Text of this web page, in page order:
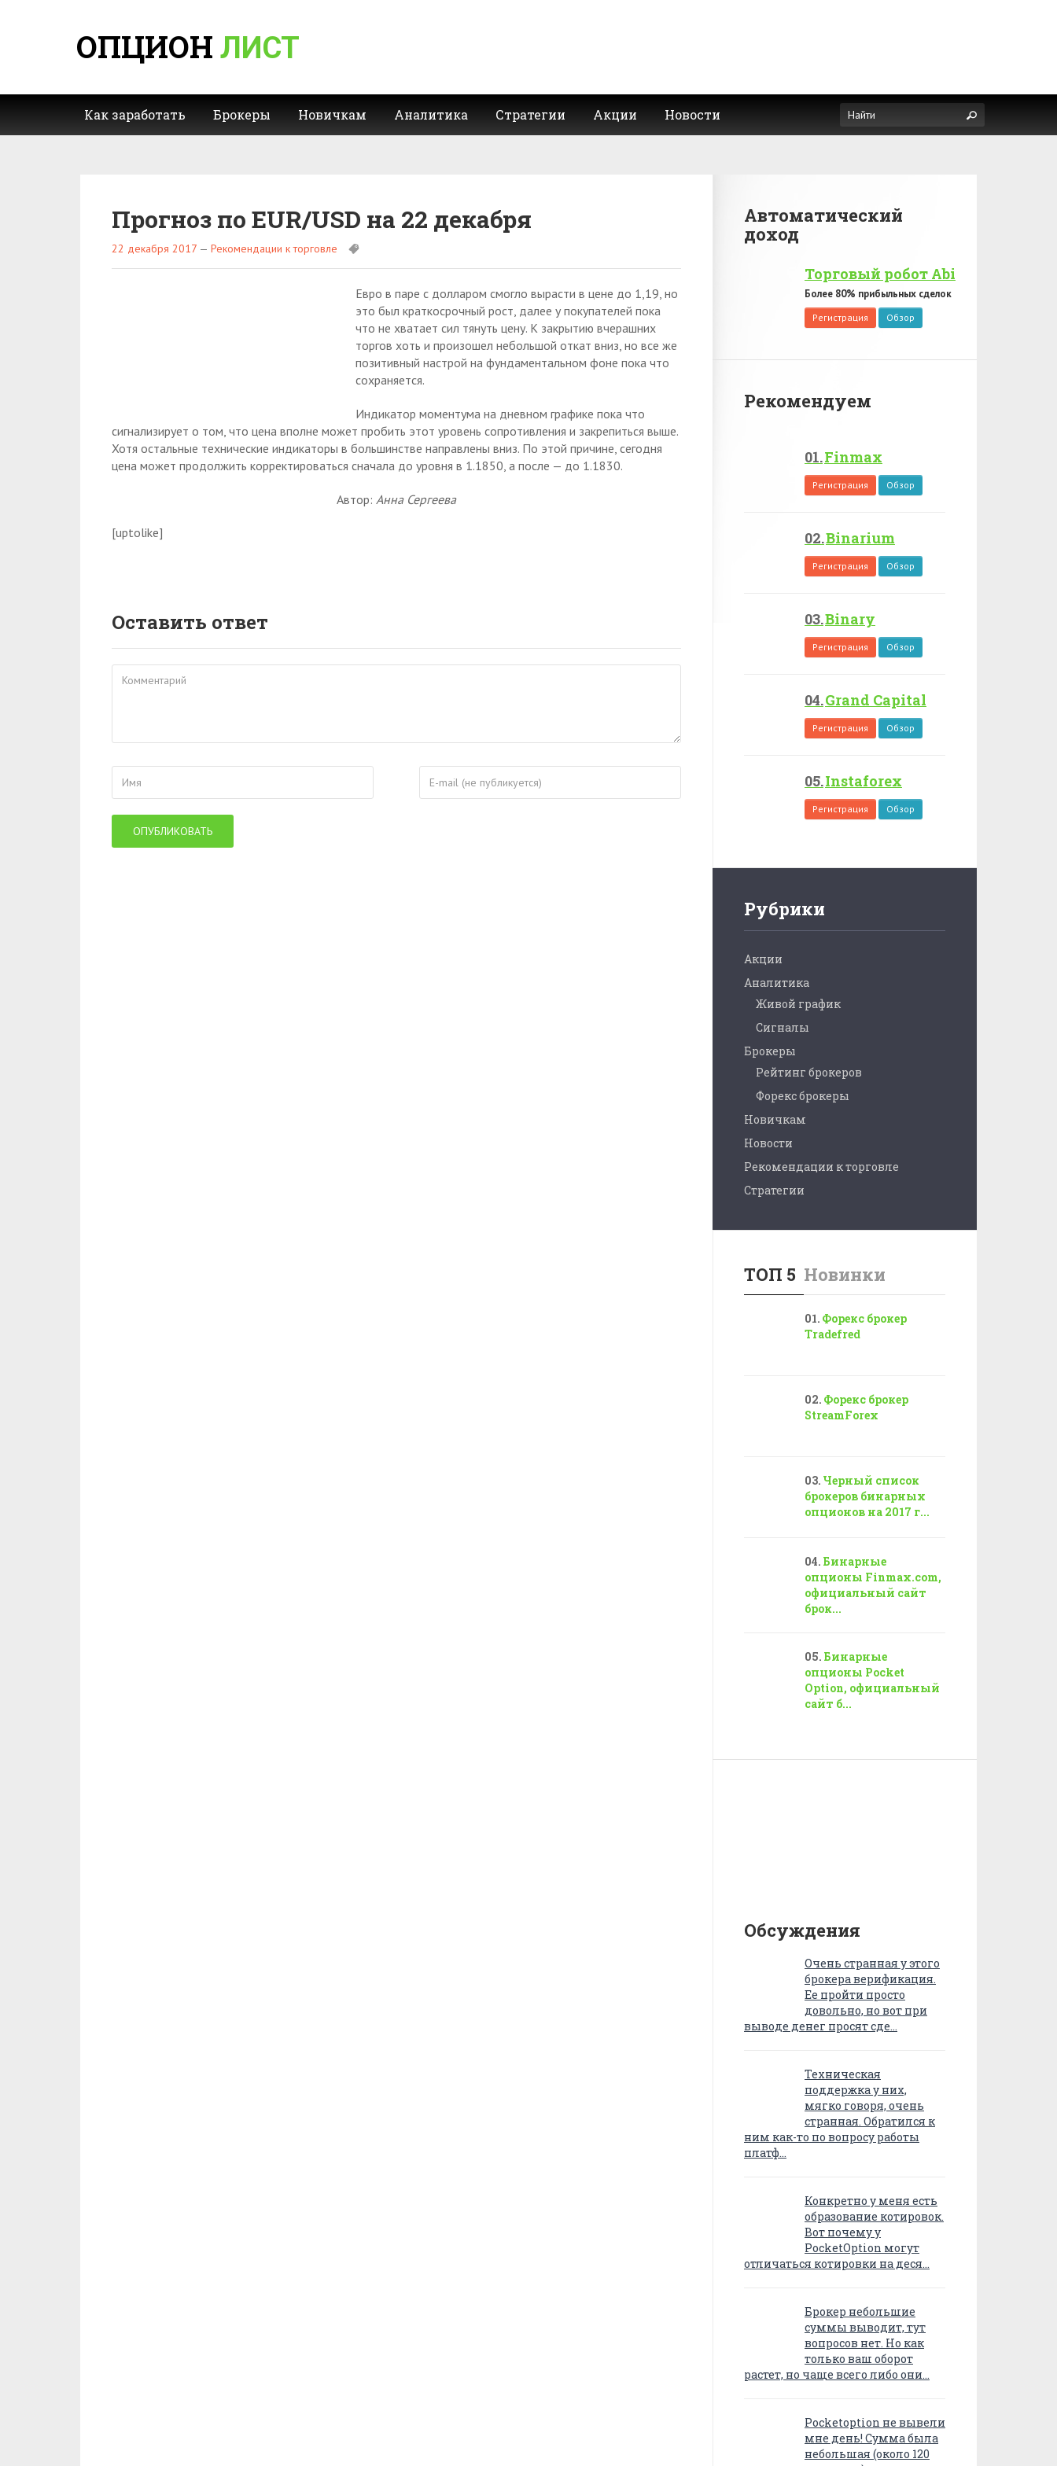
ОПЦИОН ЛИСТ
Как заработать Брокеры Новичкам Аналитика Стратегии Акции Новости
Прогноз по EUR/USD на 22 декабря
22 декабря 2017 — Рекомендации к торговле
Евро в паре с долларом смогло вырасти в цене до 1,19, но
это был краткосрочный рост, далее у покупателей пока
что не хватает сил тянуть цену. К закрытию вчерашних
торгов хоть и произошел небольшой откат вниз, но все же
позитивный настрой на фундаментальном фоне пока что
сохраняется.
Индикатор моментума на дневном графике пока что
сигнализирует о том, что цена вполне может пробить этот уровень сопротивления и закрепиться выше.
Хотя остальные технические индикаторы в большинстве направлены вниз. По этой причине, сегодня
цена может продолжить корректироваться сначала до уровня в 1.1850, а после — до 1.1830.
Автор: Анна Сергеева
[uptolike]
Оставить ответ
Автоматический
доход
Торговый робот Abi
Более 80% прибыльных сделок
Регистрация Обзор
Рекомендуем
Finmax
Регистрация Обзор
Binarium
Регистрация Обзор
Binary
Регистрация Обзор
Grand Capital
Регистрация Обзор
Instaforex
Регистрация Обзор
Рубрики
Акции
Аналитика
Живой график
Сигналы
Брокеры
Рейтинг брокеров
Форекс брокеры
Новичкам
Новости
Рекомендации к торговле
Стратегии
ТОП 5 Новинки
Форекс брокер
Tradefred
Форекс брокер
StreamForex
Черный список
брокеров бинарных
опционов на 2017 г...
Бинарные
опционы Finmax.com,
официальный сайт
брок...
Бинарные
опционы Pocket
Option, официальный
сайт б...
Обсуждения
Очень странная у этого
брокера верификация.
Ее пройти просто
довольно, но вот при
выводе денег просят сде…
Техническая
поддержка у них,
мягко говоря, очень
странная. Обратился к
ним как-то по вопросу работы
платф…
Конкретно у меня есть
образование котировок.
Вот почему у
PocketOption могут
отличаться котировки на деся…
Брокер небольшие
суммы выводит, тут
вопросов нет. Но как
только ваш оборот
растет, но чаще всего либо они…
Pocketoption не вывели
мне день! Сумма была
небольшая (около 120